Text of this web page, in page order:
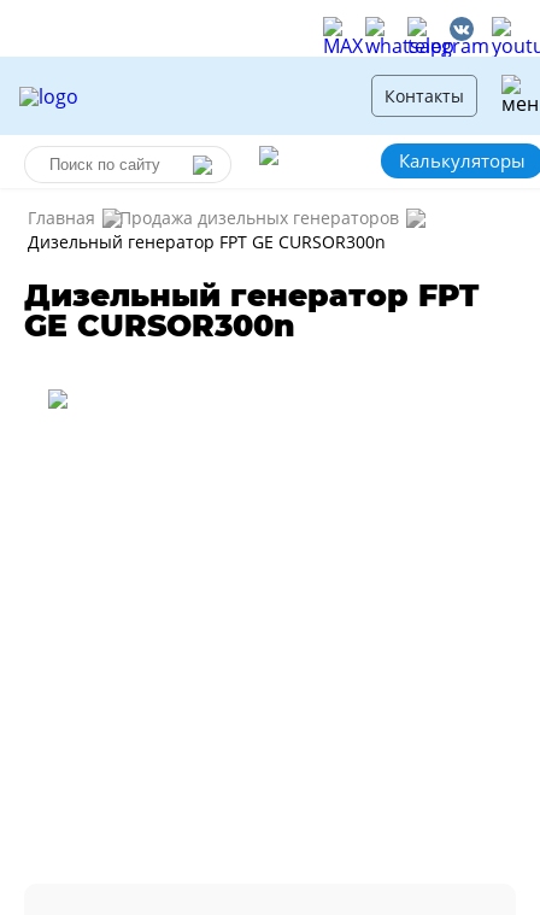
Контакты
Калькуляторы
Главная
Продажа дизельных генераторов
Дизельный генератор FPT GE CURSOR300n
Дизельный генератор FPT
GE CURSOR300n